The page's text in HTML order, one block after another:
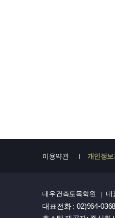
이용약관 개인정보
대우건축토목학원 대
대표전화 : 02)964-